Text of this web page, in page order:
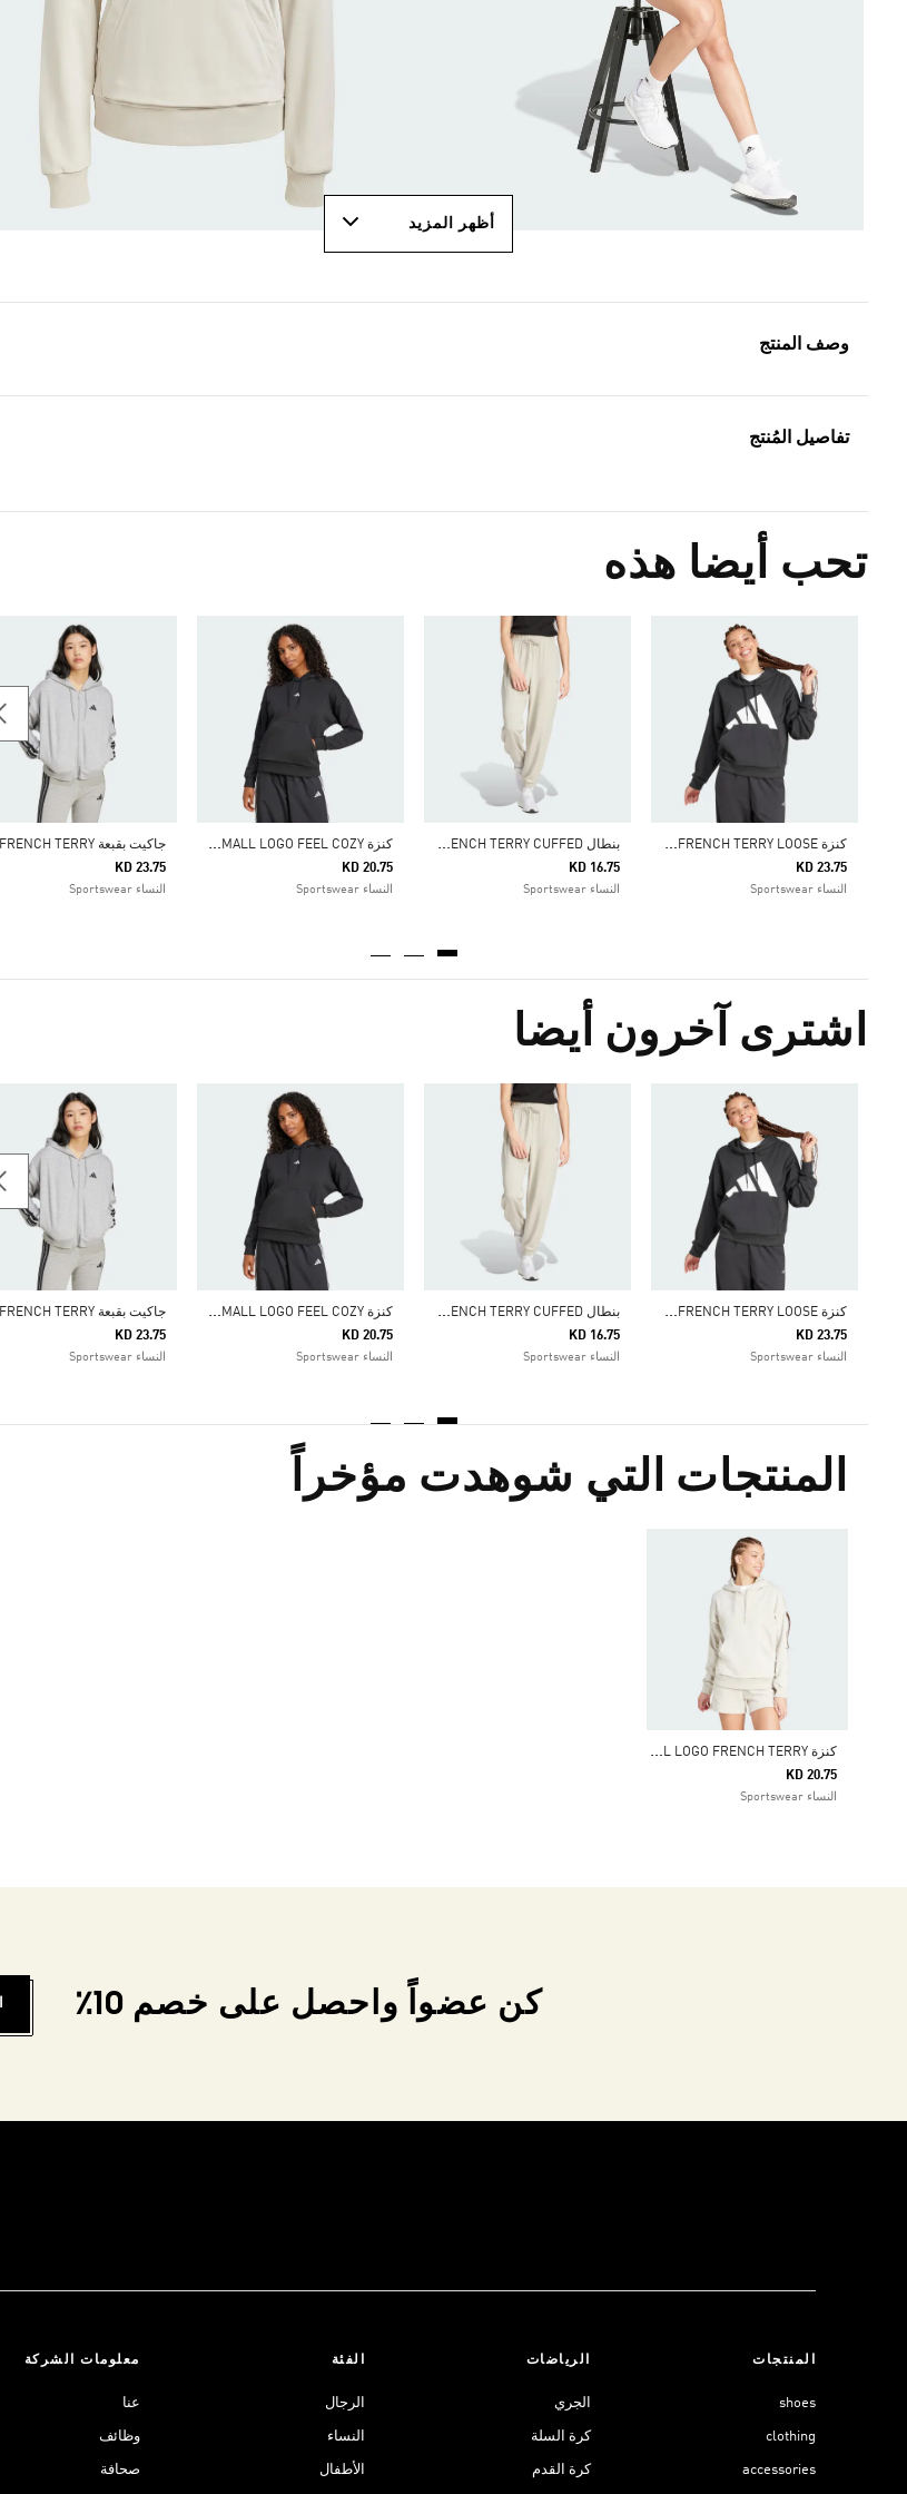
أظهر المزيد
وصف المنتج
تفاصيل المُنتج
تحب أيضا هذه
ك
نزة ESSENTIALS BIG LOGO FRENCH TERRY LOOSE
KD 23.75
النساء Sportswear
ب
نطال ESSENTIALS SMALL LOGO FRENCH TERRY CUFFED
KD 16.75
النساء Sportswear
ك
نزة ESSENTIALS SMALL LOGO FEEL COZY
KD 20.75
النساء Sportswear
KD 23.75
النساء Sportswear
اشترى آخرون أيضا
ك
نزة ESSENTIALS BIG LOGO FRENCH TERRY LOOSE
KD 23.75
النساء Sportswear
ب
نطال ESSENTIALS SMALL LOGO FRENCH TERRY CUFFED
KD 16.75
النساء Sportswear
ك
نزة ESSENTIALS SMALL LOGO FEEL COZY
KD 20.75
النساء Sportswear
KD 23.75
النساء Sportswear
المنتجات التي شوهدت مؤخراً
ك
نزة ESSENTIALS SMALL LOGO FRENCH TERRY
KD 20.75
النساء Sportswear
كن عضواً واحصل على خصم 10٪
المنتجات
shoes
clothing
accessories
الرياضات
الجري
كرة السلة
كرة القدم
الفئة
الرجال
النساء
الأطفال
معلومات الشركة
عنا
وظائف
صحافة